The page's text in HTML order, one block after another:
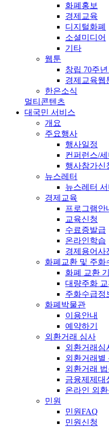
화폐홍보
경제교육
디지털화폐
소셜미디어
기타
웹툰
창립 70주
경제교육웹
한은소식
멀티콘텐츠
대국민 서비스
개요
주요행사
행사일정
컨퍼런스/
행사참가신
뉴스레터
뉴스레터
경제교육
프로그램안
교육신청
수료증발급
온라인학습
경제용어사
화폐교환 및 주화
화폐 교환
대량주화
주화수급정
화폐박물관
이용안내
예약하기
외환거래 심사
외환거래심
외환거래별
외환거래
금융제제대
온라인 외
민원
민원FAQ
민원신청